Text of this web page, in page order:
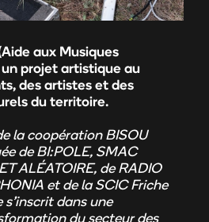
aux Musiques
projet artistique au
des artistes et des
du territoire.
la coopération BISOU
de BI:POLE, SMAC
ALÉATOIRE, de RADIO
et de la SCIC Friche
s’inscrit dans une